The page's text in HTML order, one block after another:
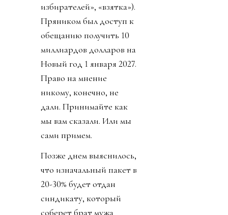
избирателей», «взятка»).
Пряником был доступ к
обещанию получить 10
миллиардов долларов на
Новый год 1 января 2027.
Право на мнение
никому, конечно, не
дали. Принимайте как
мы вам сказали. Или мы
сами примем.
Позже днем выяснилось,
что изначальный пакет в
20-30% будет отдан
синдикату, который
соберет брат мужа